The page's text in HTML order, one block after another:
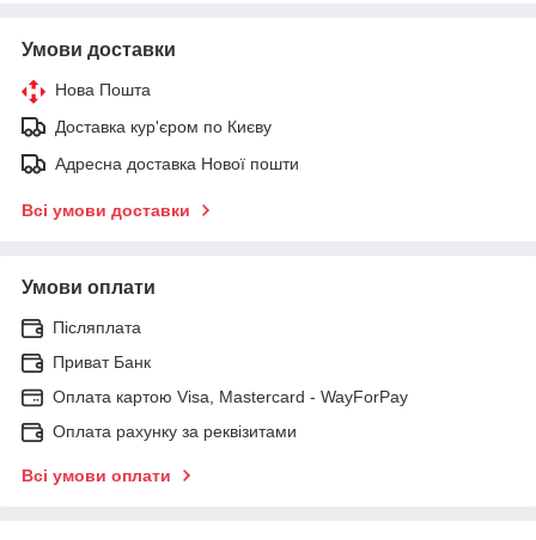
Умови доставки
Нова Пошта
Доставка кур'єром по Києву
Адресна доставка Нової пошти
Всі умови доставки
Умови оплати
Післяплата
Приват Банк
Оплата картою Visa, Mastercard - WayForPay
Оплата рахунку за реквізитами
Всі умови оплати